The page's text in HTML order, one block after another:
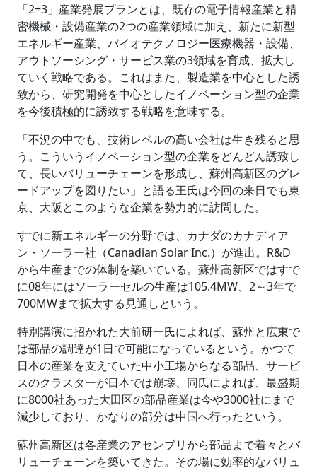
「2+3」産業発展プランとは、既存の電子情報産業と精
密機械・設備産業の2つの産業領域に加え、新たに新型
エネルギー産業、バイオテクノロジー医療機器・設備、
アウトソーシング・サービス業の3領域を育成、拡大し
ていく戦略である。これはまた、製造業を中心とした誘
致から、研究開発を中心としたイノベーション型の企業
を今後積極的に誘致する戦略を意味する。
「不況の中でも、技術レベルの高い会社は生き残ると思
う。こういうイノベーション型の企業をどんどん誘致し
て、長いバリューチェーンを形成し、蘇州高新区のグレ
ードアップを図りたい」と語る王氏は今回の来日でも東
京、大阪とこのような企業を勢力的に訪問した。
すでに新エネルギーの分野では、カナダのカナディア
ン・ソーラー社（Canadian Solar Inc.）が進出。R&D
から生産までの体制を築いている。蘇州高新区ではすで
に08年にはソーラーセルの生産は105.4MW、2～3年で
700MWまで拡大する見通しという。
特別講演に招かれた大前研一氏によれば、蘇州と広東で
は部品の調達が1日で可能になっているという。かつて
日本の産業を支えていた中小工場からなる部品、サービ
スのクラスターが日本では崩壊、同氏によれば、最盛期
に8000社あった大田区の部品産業は今や3000社にまで
減少しており、かなりの部分は中国へ行ったという。
蘇州高新区は各産業のアセンブリから部品まで着々とバ
リューチェーンを築いてきた。その場に効率的なバリュ